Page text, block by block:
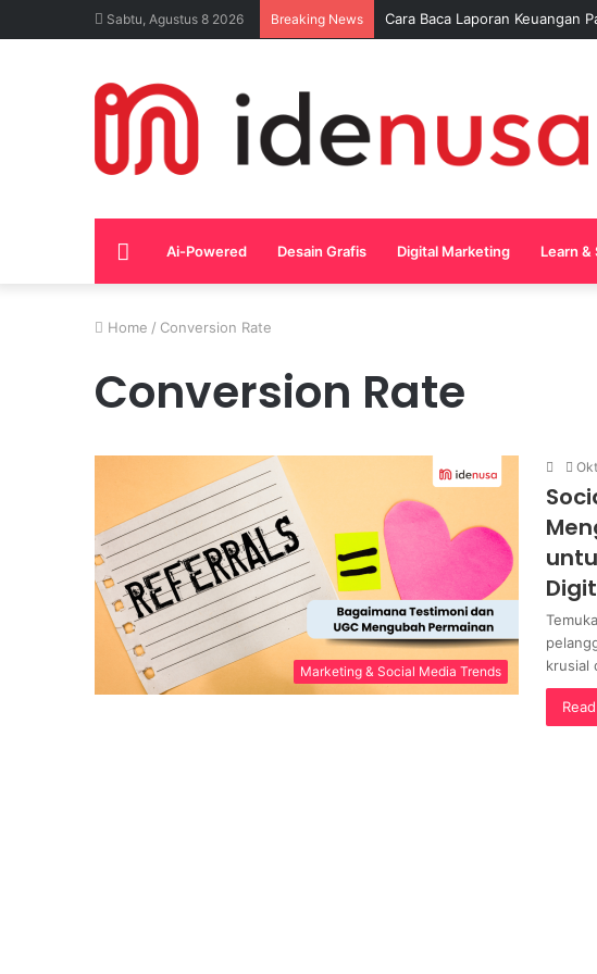
Sabtu, Agustus 8 2026 Breaking News Cara Baca Laporan Keuangan
HomeAi-Powered Desain Grafis Digital Marketing Learn &
Home / Conversion Rate
Conversion Rate
Marketing & Social Media Trends
krusial